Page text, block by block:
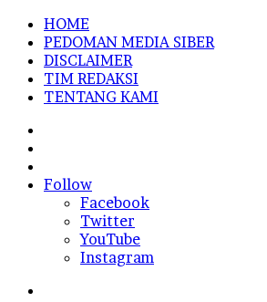
HOME
PEDOMAN MEDIA SIBER
DISCLAIMER
TIM REDAKSI
TENTANG KAMI
In
Follow
Facebook
Twitter
YouTube
Instagram